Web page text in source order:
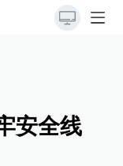
安全线